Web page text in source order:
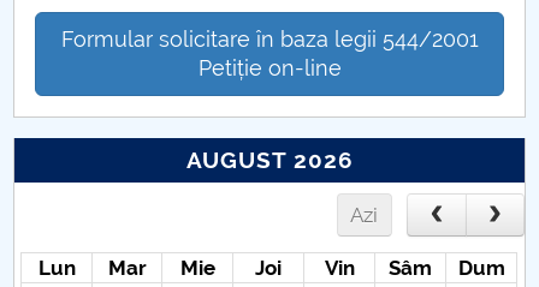
Formular solicitare în baza legii 544/2001
Petiție on-line
AUGUST 2026
Azi
Lun Mar Mie Joi Vin Sâm
Dum